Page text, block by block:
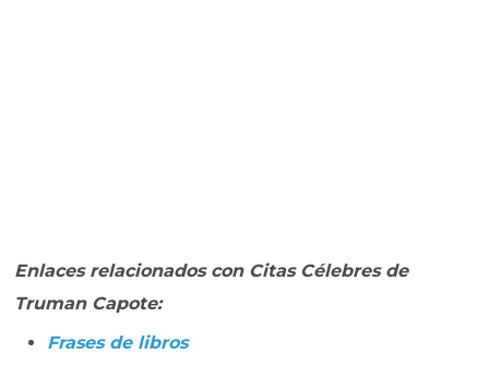
Enlaces relacionados con Citas Célebres de
Truman Capote:
Frases de libros